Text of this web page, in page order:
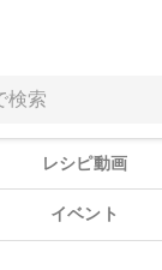
レシピ動画
イベント